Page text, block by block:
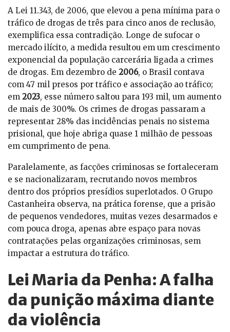
A Lei 11.343, de 2006, que elevou a pena mínima para o
tráfico de drogas de três para cinco anos de reclusão,
exemplifica essa contradição. Longe de sufocar o
mercado ilícito, a medida resultou em um crescimento
exponencial da população carcerária ligada a crimes
de drogas. Em dezembro de 2006, o Brasil contava
com 47 mil presos por tráfico e associação ao tráfico;
em 2023, esse número saltou para 193 mil, um aumento
de mais de 300%. Os crimes de drogas passaram a
representar 28% das incidências penais no sistema
prisional, que hoje abriga quase 1 milhão de pessoas
em cumprimento de pena.
Paralelamente, as facções criminosas se fortaleceram
e se nacionalizaram, recrutando novos membros
dentro dos próprios presídios superlotados. O Grupo
Castanheira observa, na prática forense, que a prisão
de pequenos vendedores, muitas vezes desarmados e
com pouca droga, apenas abre espaço para novas
contratações pelas organizações criminosas, sem
impactar a estrutura do tráfico.
Lei Maria da Penha: A falha
da punição máxima diante
da violência